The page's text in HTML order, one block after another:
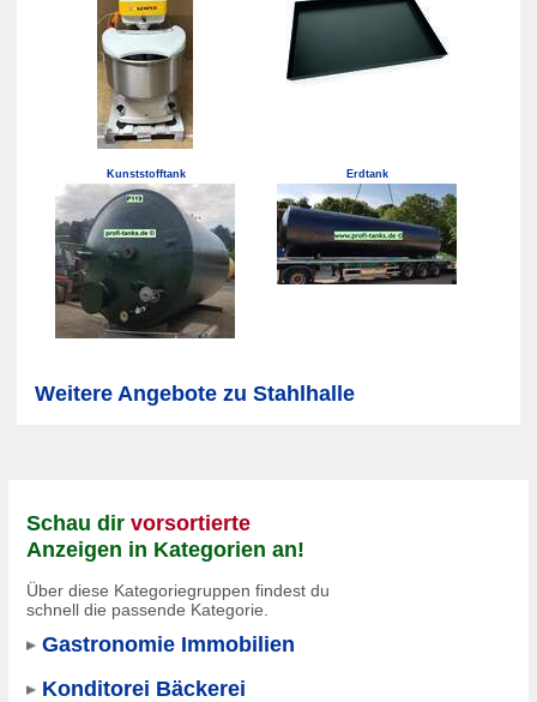
Kunststofftank Erdtank
Weitere Angebote zu Stahlhalle
Schau dir vorsortierte
Anzeigen in Kategorien an!
Über diese Kategoriegruppen findest du
schnell die passende Kategorie.
Gastronomie Immobilien
Konditorei Bäckerei